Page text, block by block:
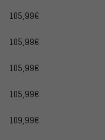
105,99€
105,99€
105,99€
105,99€
109,99€